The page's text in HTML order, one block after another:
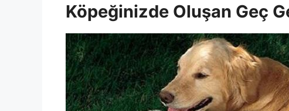
Köpeğinizde Oluşan Geç